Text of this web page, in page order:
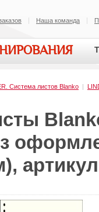
Наша команда
Система листов Blanko |